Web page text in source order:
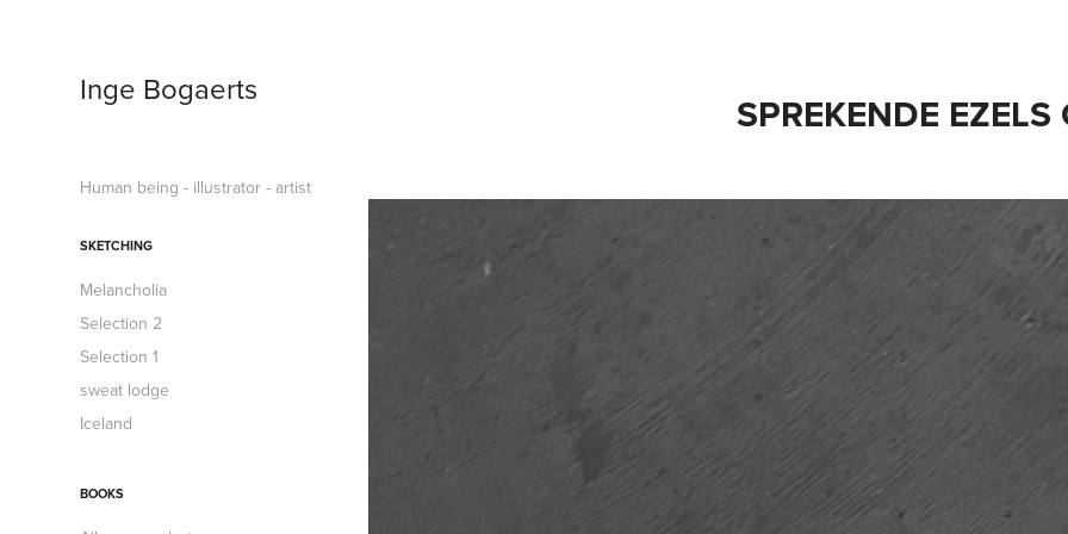
Inge Bogaerts
Human being - illustrator - artist
SKETCHING
Melancholia
Selection 2
Selection 1
sweat lodge
Iceland
BOOKS
SPREKENDE EZELS